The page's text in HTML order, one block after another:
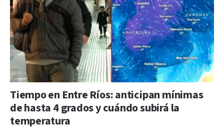
Tiempo en Entre Ríos: anticipan mínimas
de hasta 4 grados y cuándo subirá la
temperatura